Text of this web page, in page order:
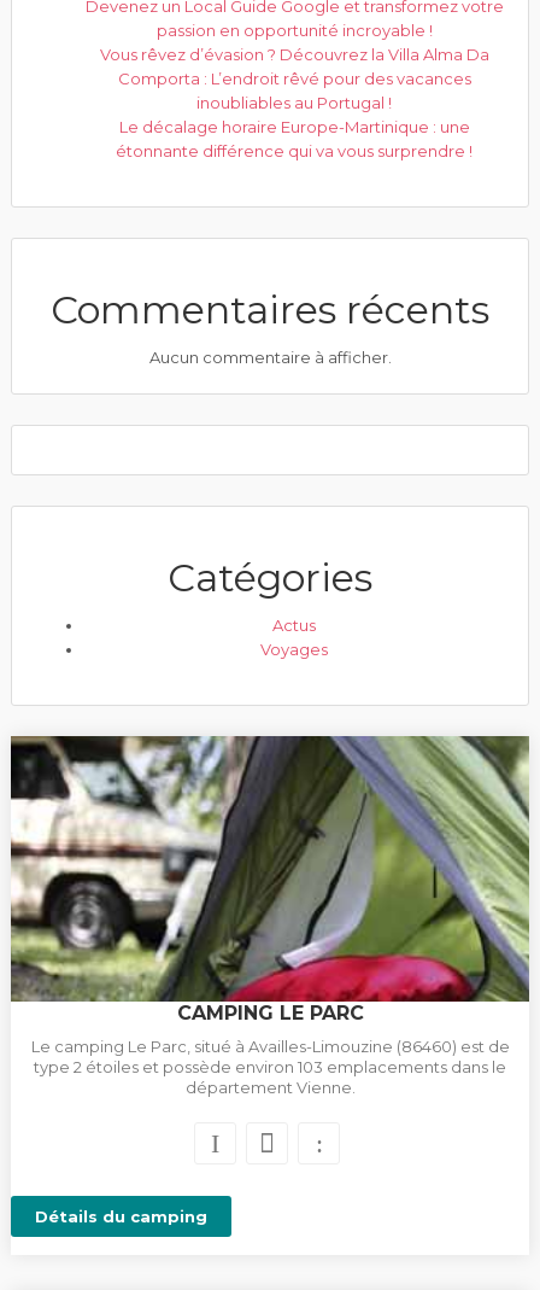
Devenez un Local Guide Google et transformez votre
passion en opportunité incroyable !
Vous rêvez d’évasion ? Découvrez la Villa Alma Da
Comporta : L’endroit rêvé pour des vacances
inoubliables au Portugal !
Le décalage horaire Europe-Martinique : une
étonnante différence qui va vous surprendre !
Commentaires récents
Aucun commentaire à afficher.
Catégories
Actus
Voyages
CAMPING LE PARC
Le camping Le Parc, situé à Availles-Limouzine (86460) est de
type 2 étoiles et possède environ 103 emplacements dans le
département Vienne.
Détails du camping